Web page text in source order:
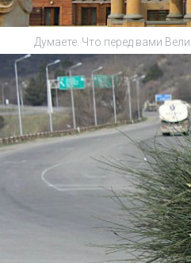
Думаете. Что перед вами